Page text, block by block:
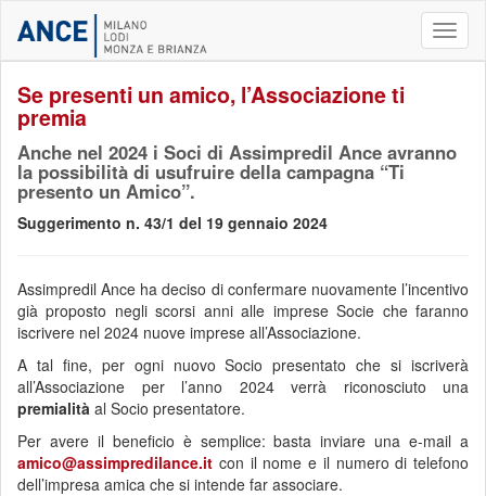
Se presenti un amico, l’Associazione ti
premia
Anche nel 2024 i Soci di Assimpredil Ance avranno
la possibilità di usufruire della campagna “Ti
presento un Amico”.
Suggerimento n. 43/1 del 19 gennaio 2024
Assimpredil Ance ha deciso di confermare nuovamente l’incentivo
già proposto negli scorsi anni alle imprese Socie che faranno
iscrivere nel 2024 nuove imprese all’Associazione.
A tal fine, per ogni nuovo Socio presentato che si iscriverà
all’Associazione per l’anno 2024 verrà riconosciuto una
premialità al Socio presentatore.
Per avere il beneficio è semplice: basta inviare una e-mail a
amico@assimpredilance.it con il nome e il numero di telefono
dell’impresa amica che si intende far associare.